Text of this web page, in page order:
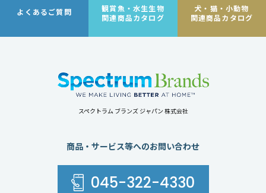
よくあるご質問
観賞魚・水生生物
関連商品カタログ
犬・猫・小動物
関連商品カタログ
スペクトラム ブランズ ジャパン 株式会社
商品・サービス等へのお問い合わせ
045-322-4330